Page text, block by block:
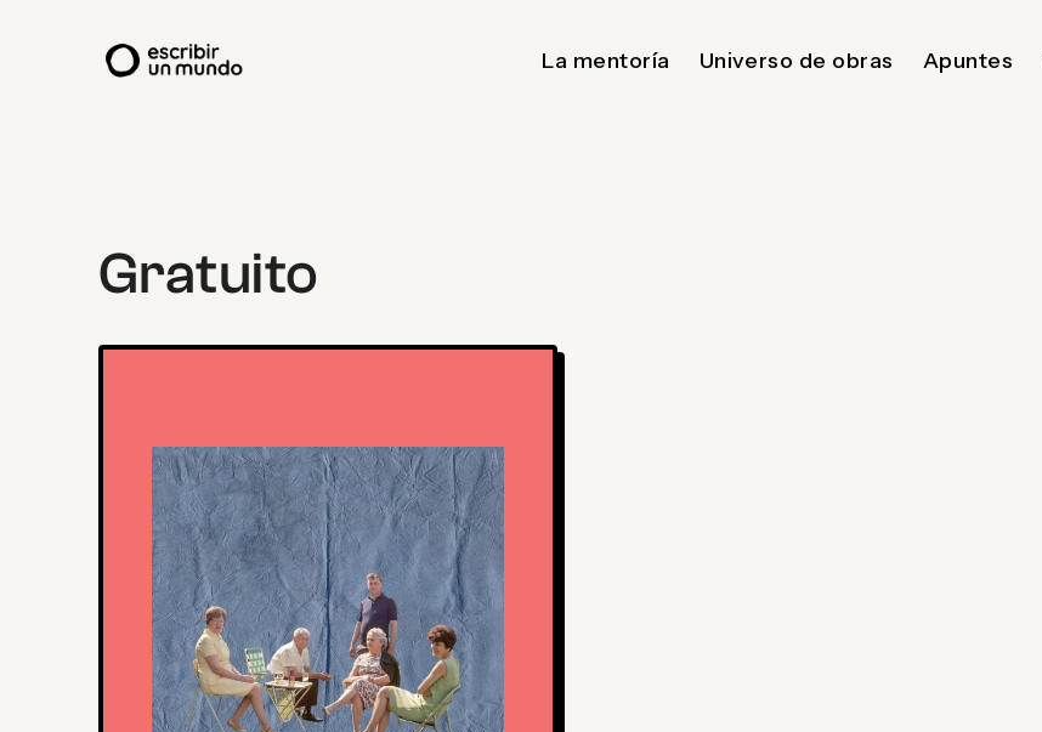
La mentoría Universo de obras Apuntes
Gratuito